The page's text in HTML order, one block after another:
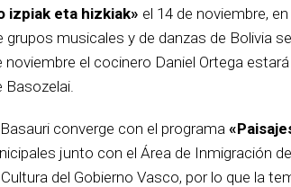
izpiak eta hizkiak» el 14 de noviembre,
grupos musicales y de danzas de Bolivia
noviembre el cocinero Daniel Ortega
Basozelai.
converge con el programa
junto con el Área de Inmigración
del Gobierno Vasco, por lo que la